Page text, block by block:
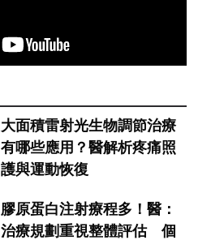
大面積雷射光生物調節治療
有哪些應用？醫解析疼痛照
護與運動恢復
膠原蛋白注射療程多！醫：
治療規劃重視整體評估 個